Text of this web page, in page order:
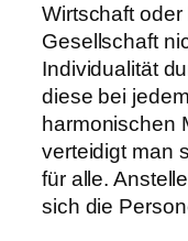
Wirtschaft
Gesellschaft
Individualität
diese bei
harmonischen
verteidigt man
für alle.
sich die